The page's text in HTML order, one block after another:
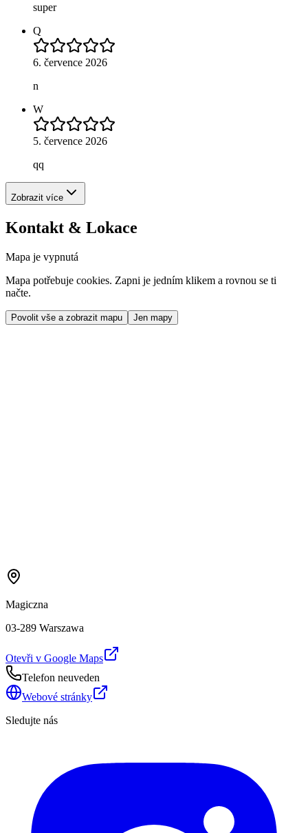
super
Q
6. července 2026
n
W
5. července 2026
qq
Zobrazit více
Kontakt & Lokace
Mapa je vypnutá
Mapa potřebuje cookies. Zapni je jedním klikem a rovnou se ti
načte.
Povolit vše a zobrazit mapu Jen mapy
Magiczna
03-289 Warszawa
Otevři v Google Maps
Telefon neuveden
Webové stránky
Sledujte nás